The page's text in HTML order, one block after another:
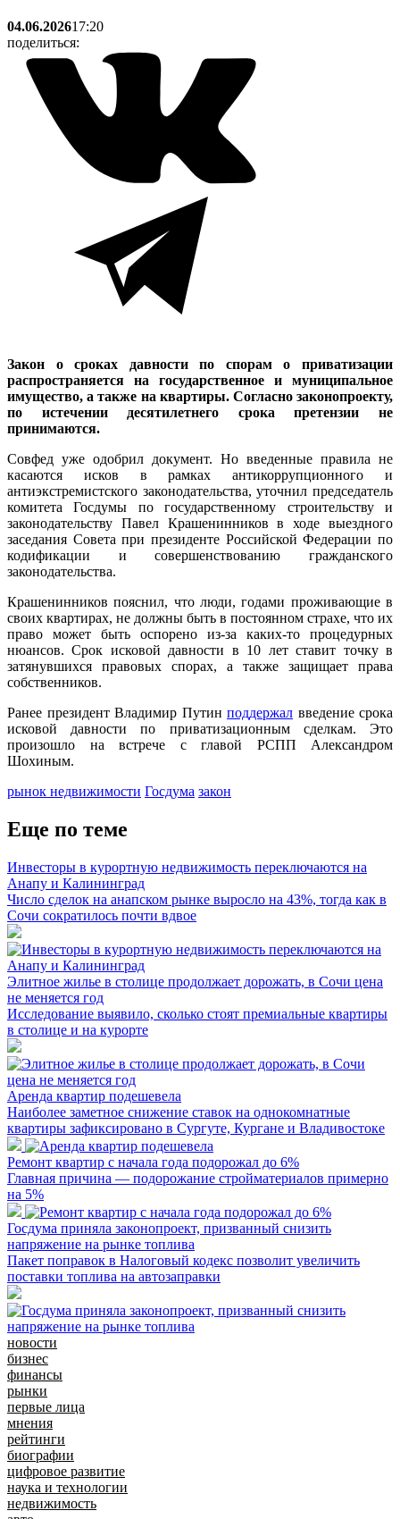
04.06.202617:20
поделиться:
Закон о сроках давности по спорам о приватизации
распространяется на государственное и муниципальное
имущество, а также на квартиры. Согласно законопроекту,
по истечении десятилетнего срока претензии не
принимаются.
Совфед уже одобрил документ. Но введенные правила не
касаются исков в рамках антикоррупционного и
антиэкстремистского законодательства, уточнил председатель
комитета Госдумы по государственному строительству и
законодательству Павел Крашенинников в ходе выездного
заседания Совета при президенте Российской Федерации по
кодификации и совершенствованию гражданского
законодательства.
Крашенинников пояснил, что люди, годами проживающие в
своих квартирах, не должны быть в постоянном страхе, что их
право может быть оспорено из-за каких-то процедурных
нюансов. Срок исковой давности в 10 лет ставит точку в
затянувшихся правовых спорах, а также защищает права
собственников.
Ранее президент Владимир Путин поддержал введение срока
исковой давности по приватизационным сделкам. Это
произошло на встрече с главой РСПП Александром
Шохиным.
рынок недвижимости Госдума закон
Еще по теме
Инвесторы в курортную недвижимость переключаются на
Анапу и Калининград
Число сделок на анапском рынке выросло на 43%, тогда как в
Сочи сократилось почти вдвое
Элитное жилье в столице продолжает дорожать, в Сочи цена
не меняется год
Исследование выявило, сколько стоят премиальные квартиры
в столице и на курорте
Аренда квартир подешевела
Наиболее заметное снижение ставок на однокомнатные
квартиры зафиксировано в Сургуте, Кургане и Владивостоке
Ремонт квартир с начала года подорожал до 6%
Главная причина — подорожание стройматериалов примерно
на 5%
Госдума приняла законопроект, призванный снизить
напряжение на рынке топлива
Пакет поправок в Налоговый кодекс позволит увеличить
поставки топлива на автозаправки
новости
бизнес
финансы
рынки
первые лица
мнения
рейтинги
биографии
цифровое развитие
наука и технологии
недвижимость